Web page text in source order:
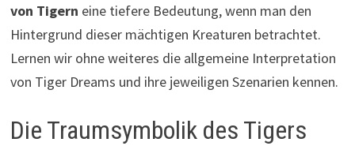
von Tigern eine tiefere Bedeutung, wenn man den
Hintergrund dieser mächtigen Kreaturen betrachtet.
Lernen wir ohne weiteres die allgemeine Interpretation
von Tiger Dreams und ihre jeweiligen Szenarien kennen.
Die Traumsymbolik des Tigers